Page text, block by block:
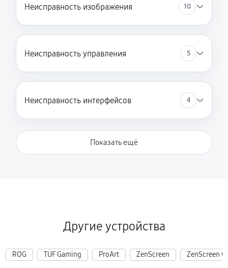
Неисправность изображения 10
Неисправность управления 5
Неисправность интерфейсов 4
Показать ещё
Другие устройства
ROG TUF Gaming ProArt ZenScreen ZenScreen